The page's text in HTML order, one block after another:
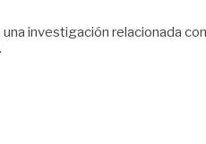
investigación relacionada